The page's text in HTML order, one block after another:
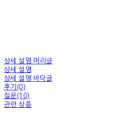
상세 설명 머리글
상세 설명
상세 설명 바닥글
후기(0)
질문(10)
관련 상품